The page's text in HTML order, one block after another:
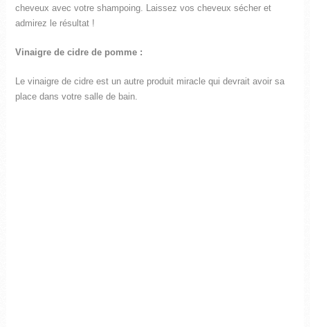
cheveux avec votre shampoing. Laissez vos cheveux sécher et
admirez le résultat !
Vinaigre de cidre de pomme :
Le vinaigre de cidre est un autre produit miracle qui devrait avoir sa
place dans votre salle de bain.